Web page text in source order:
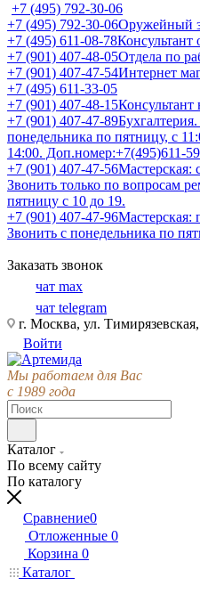
+7 (495) 792-30-06
+7 (495) 792-30-06Оружейный
+7 (495) 611-08-78Консультант
+7 (901) 407-48-05Отдела по
+7 (901) 407-47-54Интернет
+7 (495) 611-33-05
+7 (901) 407-48-15Консультант
+7 (901) 407-47-89
понедельника по пятницу, с
14:00. Доп.номер:+7(495)611-
+7 (901) 407-47-56Мастерская:
Звонить только по вопросам
пятницу с 10 до 19.
+7 (901) 407-47-96Мастерская:
Звонить с понедельника по
Заказать звонок
чат max
чат telegram
г. Москва, ул.
Войти
Мы работаем для Вас
с 1989 года
Каталог
По всему сайту
По каталогу
Сравнение0
Отложенные 0
Корзина 0
Каталог